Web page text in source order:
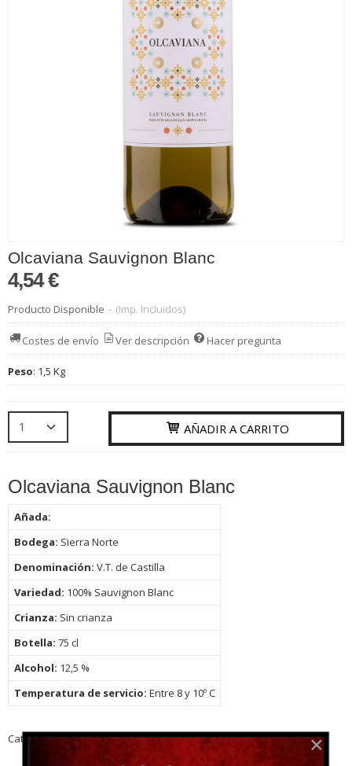
Olcaviana Sauvignon Blanc
4,54 €
Producto Disponible - (Imp. Incluidos)
Costes de envío Ver descripción Hacer pregunta
Peso: 1,5 Kg
AÑADIR A CARRITO
Olcaviana Sauvignon Blanc
Añada:
Bodega: Sierra Norte
Denominación: V.T. de Castilla
Variedad: 100% Sauvignon Blanc
Crianza: Sin crianza
Botella: 75 cl
Alcohol: 12,5 %
Temperatura de servicio: Entre 8 y 10º C
Categoría:Vino Blanco|Tags:sauvignon blanc|Comentarios